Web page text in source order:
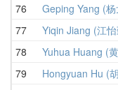
76
Geping Yang (
77
Yiqin Jiang (江
78
Yuhua Huang (
79
Hongyuan Hu (